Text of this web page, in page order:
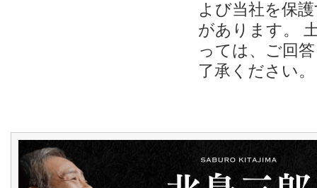
よび当社を保
があります。
っては、ご回
了承ください。